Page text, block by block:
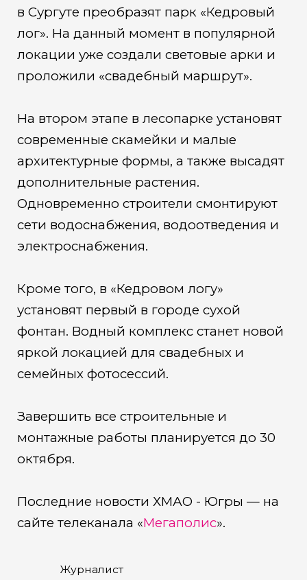
в Сургуте преобразят парк «Кедровый
лог». На данный момент в популярной
локации уже создали световые арки и
проложили «свадебный маршрут».
На втором этапе в лесопарке установят
современные скамейки и малые
архитектурные формы, а также высадят
дополнительные растения.
Одновременно строители смонтируют
сети водоснабжения, водоотведения и
электроснабжения.
Кроме того, в «Кедровом логу»
установят первый в городе сухой
фонтан. Водный комплекс станет новой
яркой локацией для свадебных и
семейных фотосессий.
Завершить все строительные и
монтажные работы планируется до 30
октября.
Последние новости ХМАО - Югры — на
сайте телеканала «Мегаполис».
Журналист